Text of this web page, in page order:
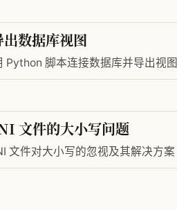
数据库视图
Python 脚本连接数据库并导出视图
文件的大小写问题
文件对大小写的忽视及其解决方案